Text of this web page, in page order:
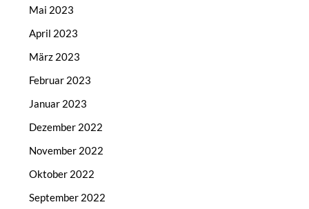
Mai 2023
April 2023
März 2023
Februar 2023
Januar 2023
Dezember 2022
November 2022
Oktober 2022
September 2022